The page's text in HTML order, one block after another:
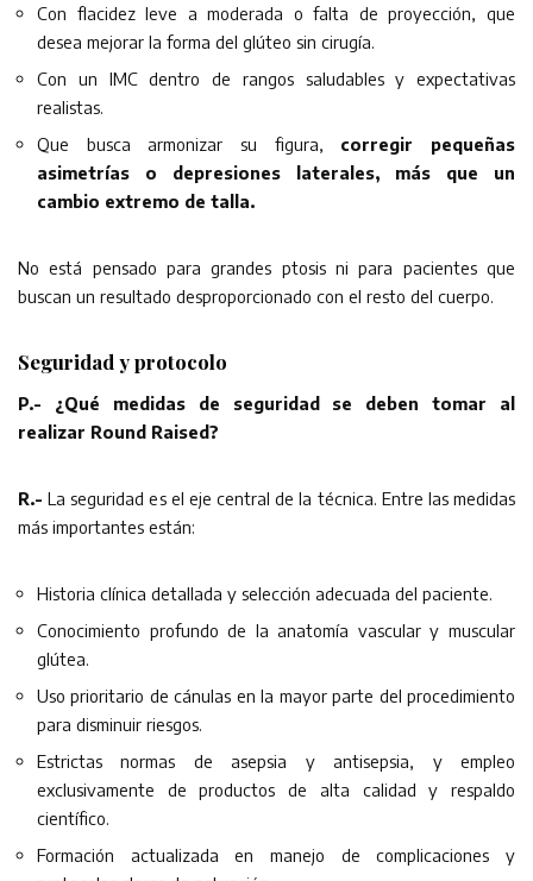
Con flacidez leve a moderada o falta de proyección, que
desea mejorar la forma del glúteo sin cirugía.
Con un IMC dentro de rangos saludables y expectativas
realistas.
Que busca armonizar su figura, corregir pequeñas
asimetrías o depresiones laterales, más que un
cambio extremo de talla.
No está pensado para grandes ptosis ni para pacientes que
buscan un resultado desproporcionado con el resto del cuerpo.
Seguridad y protocolo
P.- ¿Qué medidas de seguridad se deben tomar al
realizar Round Raised?
R.- La seguridad es el eje central de la técnica. Entre las medidas
más importantes están:
Historia clínica detallada y selección adecuada del paciente.
Conocimiento profundo de la anatomía vascular y muscular
glútea.
Uso prioritario de cánulas en la mayor parte del procedimiento
para disminuir riesgos.
Estrictas normas de asepsia y antisepsia, y empleo
exclusivamente de productos de alta calidad y respaldo
científico.
Formación actualizada en manejo de complicaciones y